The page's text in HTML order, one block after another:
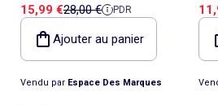
Prix de vente
15,99 €Prix de référence
28,00 € PDR
Ajouter au panier
Vendu par Espace Des Marques